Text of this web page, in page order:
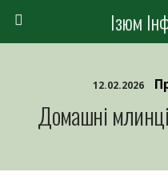
Ізюм
12.02.2026
Домашні